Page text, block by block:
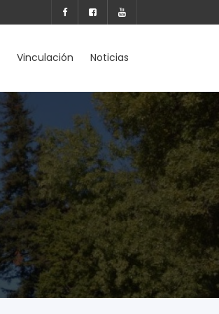
Vinculación Noticias